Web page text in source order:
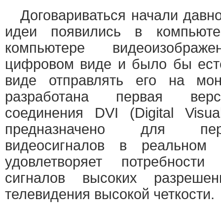
Договариваться начали
идеи появились в
компьютере
цифровом виде и было бы
виде отправлять его на
разработана первая
соединения DVI (Digital
предназначено для
видеосигналов в
удовлетворяет
сигналов высоких
телевидения высокой четкости.